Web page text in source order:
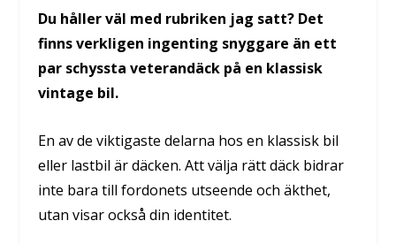
Du håller väl med rubriken jag satt? Det
finns verkligen ingenting snyggare än ett
par schyssta veterandäck på en klassisk
vintage bil.
En av de viktigaste delarna hos en klassisk bil
eller lastbil är däcken. Att välja rätt däck bidrar
inte bara till fordonets utseende och äkthet,
utan visar också din identitet.